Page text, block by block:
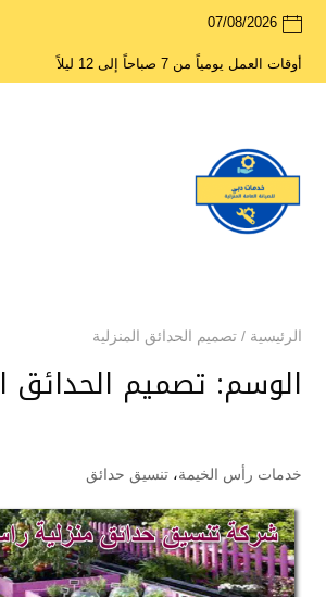
07/08/2026
أوقات العمل يومياً من 7 صباحاً إلى 12 ليلاً
الرئيسية / تصميم الحدائق المنزلية
الوسم: تصميم الحدائق
خدمات رأس الخيمة، تنسيق حدائق